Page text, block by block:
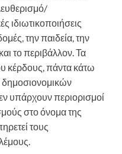
ιδιωτικοποιήσεις
την παιδεία, την
το περιβάλλον. Τα
κέρδους, πάντα κάτω
υπάρχουν περιορισμοί
στο όνομα της
τους